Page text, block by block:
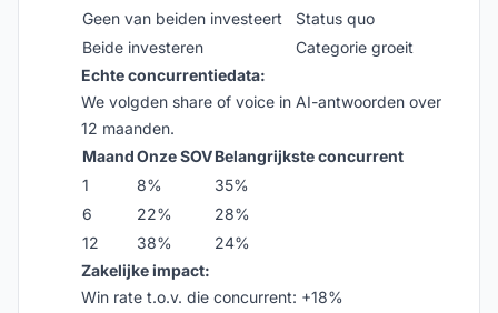
Geen van beiden investeert
Status quo
Beide investeren
Categorie groeit
Echte concurrentiedata:
We volgden share of voice in AI-antwoorden over
12 maanden.
MaandOnze SOVBelangrijkste concurrent
1
8%
35%
6
22%
28%
12
38%
24%
Zakelijke impact:
Win rate t.o.v. die concurrent: +18%